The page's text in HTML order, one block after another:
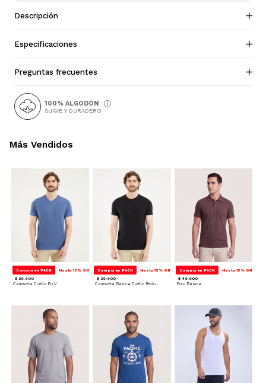
Descripción
Especificaciones
Preguntas frecuentes
100% ALGODÓN
SUAVE Y DURADERO
Compra en PACK Hasta 15% Off
$ 29.900
Camiseta Cuello En V
Compra en PACK Hasta 15% Off
$ 29.900
Camiseta Basica Cuello Redondo
Compra en PACK Hasta 15% Off
$ 49.900
Polo Basica
Más Vendidos